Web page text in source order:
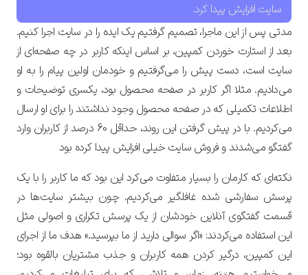
سایت افزایش پیدا کرد.
مدتی پس از این ماجرا، تصمیم گرفتیم یک ایده را در سایت اجرا کنیم.
بعد از استارت خوردن کمپین، بر اساس اینکه کاربر در چه صفحه‌ای از
سایت است، دست پیش را می‌گرفتیم و خودمان اولین پیام را به او
می‌دادیم. مثلا اگر کاربر در صفحه محصول بود، یکسری توضیحات و
اطلاعات تکمیلی که در صفحه محصول وجود نداشتند را برای او ارسال
می‌کردیم. با در پیش گرفتن این روند، حداقل 60 درصد از کاربران وارد
گفتگو می‌شدند و فروش سایت خیلی افزایش پیدا کرده بود
نکته‌ای که کارمان را بسیار متفاوت می‌کرد این بود که ما کاربر را با یک
پرسش سفارشی شده‌ غافلگیر می‌کردیم. چون بیشتر سایت‌ها در
قسمت گفتگوی آنلاین خودشان از یک پرسش تکراری و اصولی مثل
این استفاده می‌کردند: «اگر سوالی دارید از ما بپرسید.» هدف ما از اجرای
این کمپین، درگیر کردن همه کاربران و جذب مشتریان بالقوه بود؛